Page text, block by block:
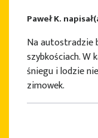
Paweł K.
Na autostradzie
szybkościach. W
śniegu i lodzie
zimowek.